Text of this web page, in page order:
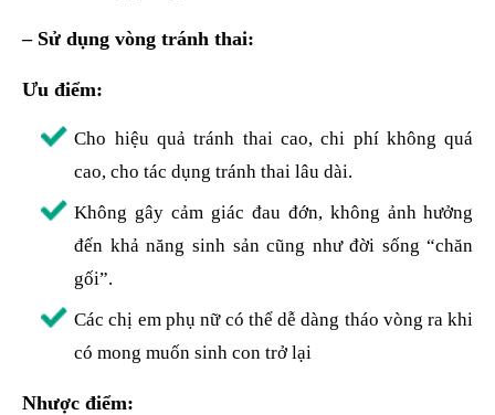
– Sử dụng vòng tránh thai:
Ưu điểm:
Cho hiệu quả tránh thai cao, chi phí không quá
cao, cho tác dụng tránh thai lâu dài.
Không gây cảm giác đau đớn, không ảnh hưởng
đến khả năng sinh sản cũng như đời sống “chăn
gối”.
Các chị em phụ nữ có thể dễ dàng tháo vòng ra khi
có mong muốn sinh con trở lại
Nhược điểm: